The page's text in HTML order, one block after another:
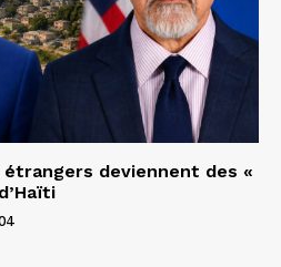
deviennent des «